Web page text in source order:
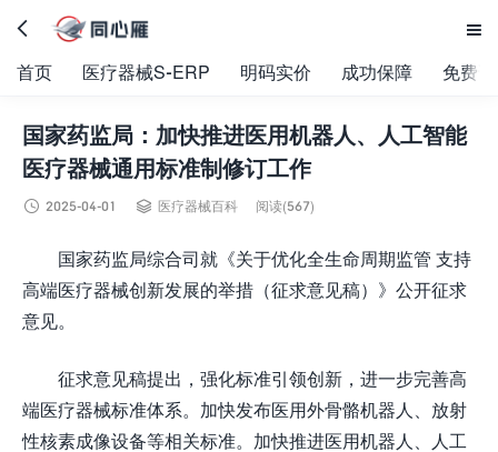
 
首页 医疗器械S-ERP 明码实价 成功保障 免费
国家药监局：加快推进医用机器人、人工智能
医疗器械通用标准制修订工作
 2025-04-01  医疗器械百科 阅读(567)
国家药监局综合司就《关于优化全生命周期监管 支持
高端医疗器械创新发展的举措（征求意见稿）》公开征求
意见。
征求意见稿提出，强化标准引领创新，进一步完善高
端医疗器械标准体系。加快发布医用外骨骼机器人、放射
性核素成像设备等相关标准。加快推进医用机器人、人工